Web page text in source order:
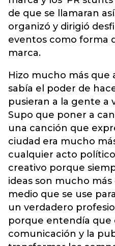
de que se llamaran
organizó y dirigió
eventos como forma
marca.
Hizo mucho más que
sabía el poder de
pusieran a la gente a
Supo que poner a
una canción que
ciudad era mucho
cualquier acto
creativo porque
ideas son mucho
medio que se use
un verdadero
porque entendía que
comunicación y la